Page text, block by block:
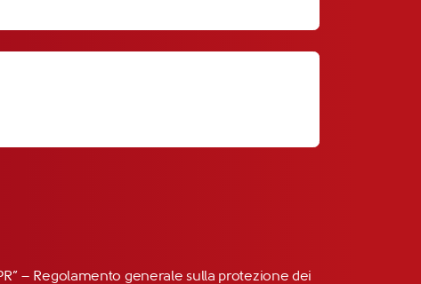
– Regolamento generale sulla protezione dei